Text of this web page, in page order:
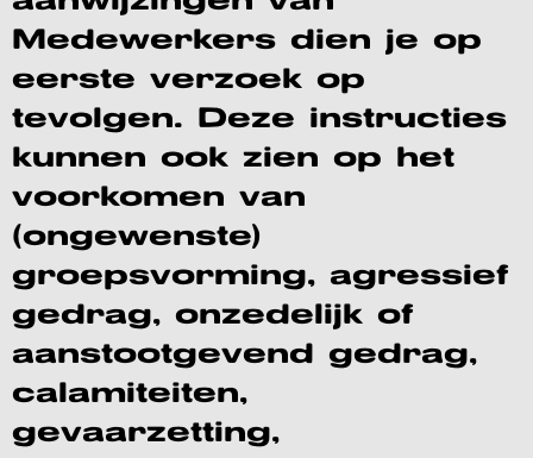
Medewerkers dien je op
eerste verzoek op
tevolgen. Deze instructies
kunnen ook zien op het
voorkomen van
(ongewenste)
groepsvorming, agressief
gedrag, onzedelijk of
aanstootgevend gedrag,
calamiteiten,
gevaarzetting,